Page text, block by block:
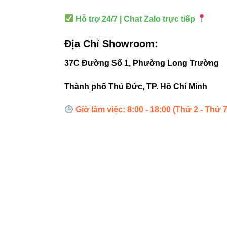
Mức giá thị
6. Hệ
Hỗ trợ 24/7 | Chat Zalo trực tiếp
Địa Chỉ Showroom:
37C Đường Số 1, Phường Long Trường
Thành phố Thủ Đức, TP. Hồ Chí Minh
Giờ làm việc: 8:00 - 18:00 (Thứ 2 - Thứ